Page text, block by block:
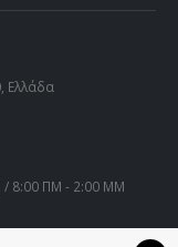
Ελλάδα
/ 8:00 ΠΜ - 2:00 ΜΜ